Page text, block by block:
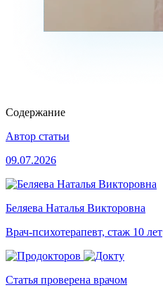
Содержание
Автор статьи
09.07.2026
Беляева Наталья Викторовна
Врач-психотерапевт, стаж 10 лет
Статья проверена врачом